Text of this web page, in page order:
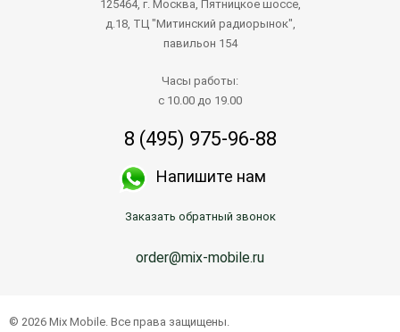
125464, г. Москва, Пятницкое шоссе,
д.18, ТЦ "Митинский радиорынок",
павильон 154
Часы работы:
с 10.00 до 19.00
8 (495) 975-96-88
Напишите нам
Заказать обратный звонок
order@mix-mobile.ru
© 2026 Mix Mobile. Все права защищены.